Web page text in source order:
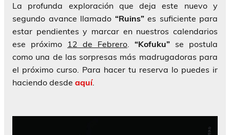
La profunda exploración que deja este nuevo y
segundo avance llamado “Ruins”es suficiente para
estar pendientes y marcar en nuestros calendarios
ese próximo 12 de Febrero. “Kofuku” se postula
como una de las sorpresas más madrugadoras para
el próximo curso. Para hacer tu reserva lo puedes ir
haciendo desde aquí.